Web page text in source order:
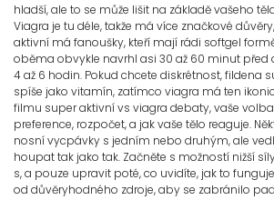
hladší, ale to se může lišit na základě vašeho
Viagra je tu déle, takže má více značkové
aktivní má fanoušky, kteří mají rádi softgel
oběma obvykle navrhl asi 30 až 60 minut před
4 až 6 hodin. Pokud chcete diskrétnost, fildena
spíše jako vitamín, zatímco viagra má ten
filmu super aktivní vs viagra debaty, vaše
preference, rozpočet, a jak vaše tělo reaguje.
nosní vycpávky s jedním nebo druhým, ale
houpat tak jako tak. Začněte s možností nižší
s, a pouze upravit poté, co uvidíte, jak to
od důvěryhodného zdroje, aby se zabránilo